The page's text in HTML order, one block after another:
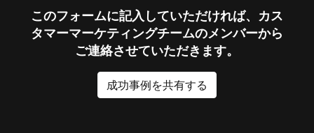
このフォームに記入していただければ、カス
タマーマーケティングチームのメンバーから
ご連絡させていただきます。
成功事例を共有する